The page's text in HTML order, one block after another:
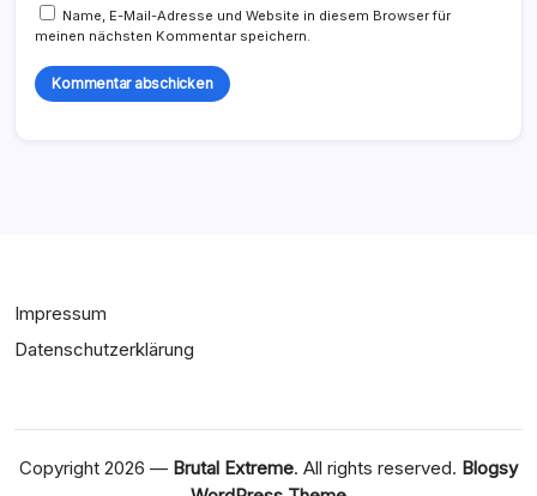
Name, E-Mail-Adresse und Website in diesem Browser für
meinen nächsten Kommentar speichern.
Impressum
Datenschutzerklärung
Copyright 2026 — Brutal Extreme. All rights reserved. Blogsy